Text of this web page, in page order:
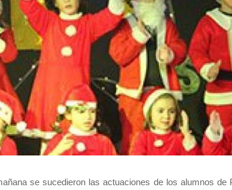
se sucedieron las actuaciones de los alumnos de